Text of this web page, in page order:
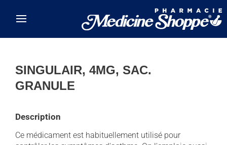
SINGULAIR, 4MG, SAC.
GRANULE
Description
Ce médicament est habituellement utilisé pour